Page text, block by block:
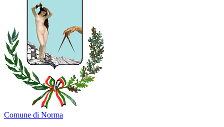
Comune di Norma